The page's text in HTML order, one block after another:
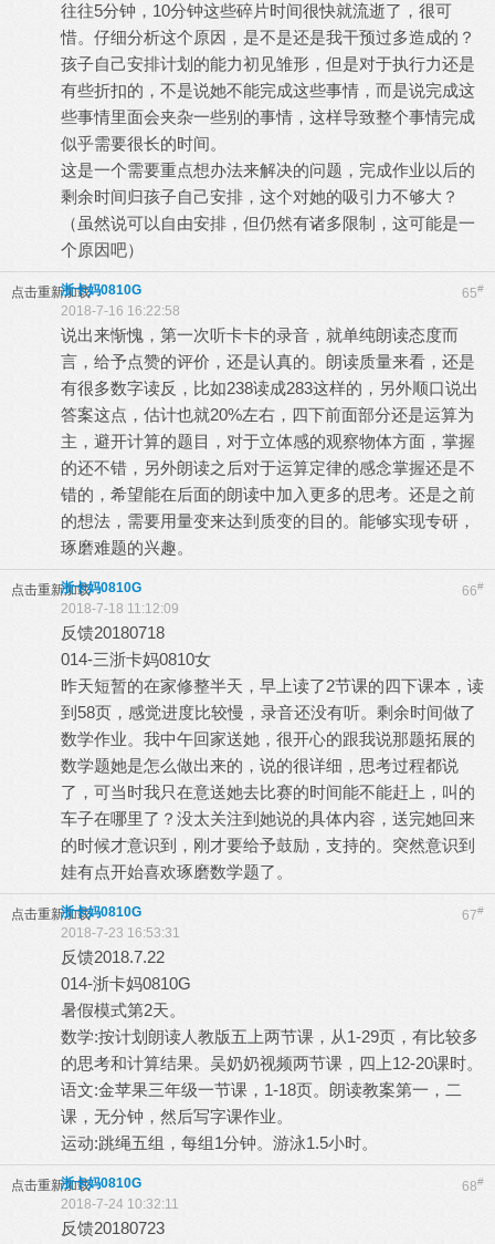
往往5分钟，10分钟这些碎片时间很快就流逝了，很可
惜。仔细分析这个原因，是不是还是我干预过多造成的？
孩子自己安排计划的能力初见雏形，但是对于执行力还是
有些折扣的，不是说她不能完成这些事情，而是说完成这
些事情里面会夹杂一些别的事情，这样导致整个事情完成
似乎需要很长的时间。
这是一个需要重点想办法来解决的问题，完成作业以后的
剩余时间归孩子自己安排，这个对她的吸引力不够大？
（虽然说可以自由安排，但仍然有诸多限制，这可能是一
个原因吧）
点击重新加载 65#
浙卡妈0810G
2018-7-16 16:22:58
说出来惭愧，第一次听卡卡的录音，就单纯朗读态度而
言，给予点赞的评价，还是认真的。朗读质量来看，还是
有很多数字读反，比如238读成283这样的，另外顺口说出
答案这点，估计也就20%左右，四下前面部分还是运算为
主，避开计算的题目，对于立体感的观察物体方面，掌握
的还不错，另外朗读之后对于运算定律的感念掌握还是不
错的，希望能在后面的朗读中加入更多的思考。还是之前
的想法，需要用量变来达到质变的目的。能够实现专研，
琢磨难题的兴趣。
点击重新加载 66#
浙卡妈0810G
2018-7-18 11:12:09
反馈20180718
014-三浙卡妈0810女
昨天短暂的在家修整半天，早上读了2节课的四下课本，读
到58页，感觉进度比较慢，录音还没有听。剩余时间做了
数学作业。我中午回家送她，很开心的跟我说那题拓展的
数学题她是怎么做出来的，说的很详细，思考过程都说
了，可当时我只在意送她去比赛的时间能不能赶上，叫的
车子在哪里了？没太关注到她说的具体内容，送完她回来
的时候才意识到，刚才要给予鼓励，支持的。突然意识到
娃有点开始喜欢琢磨数学题了。
点击重新加载 67#
浙卡妈0810G
2018-7-23 16:53:31
反馈2018.7.22
014-浙卡妈0810G
暑假模式第2天。
数学:按计划朗读人教版五上两节课，从1-29页，有比较多
的思考和计算结果。吴奶奶视频两节课，四上12-20课时。
语文:金苹果三年级一节课，1-18页。朗读教案第一，二
课，无分钟，然后写字课作业。
运动:跳绳五组，每组1分钟。游泳1.5小时。
点击重新加载 68#
浙卡妈0810G
2018-7-24 10:32:11
反馈20180723